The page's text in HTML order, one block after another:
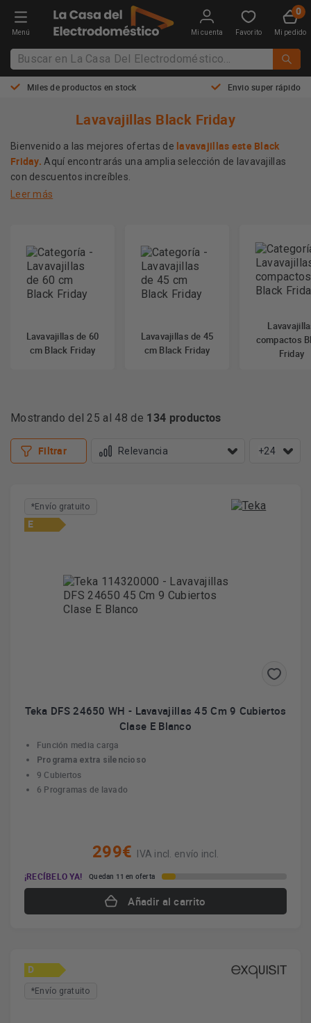
Menú Mi cuenta Favorito Mi pedido
Miles de productos en stock Envio super rápido
Lavavajillas Black Friday
Bienvenido a las mejores ofertas de lavavajillas este Black
Friday. Aquí encontrarás una amplia selección de lavavajillas
con descuentos increíbles.
Explora nuestra selección de ofertas y aprovecha las
gas,purificadores de aire aspiradoras y mucho más.
Leer más
Lavavajillas de 60
cm Black Friday
Lavavajillas de 45
cm Black Friday
compactos
Friday
Mostrando del 25 al 48 de 134 productos
Filtrar +24
*Envío gratuito
E
Teka DFS 24650 WH - Lavavajillas 45 Cm 9 Cubiertos
Clase E Blanco
Función media carga
Programa extra silencioso
9 Cubiertos
6 Programas de lavado
299€
IVA incl. envío incl.
¡RECÍBELO YA!
Quedan 11 en oferta
Añadir al carrito
D
*Envío gratuito